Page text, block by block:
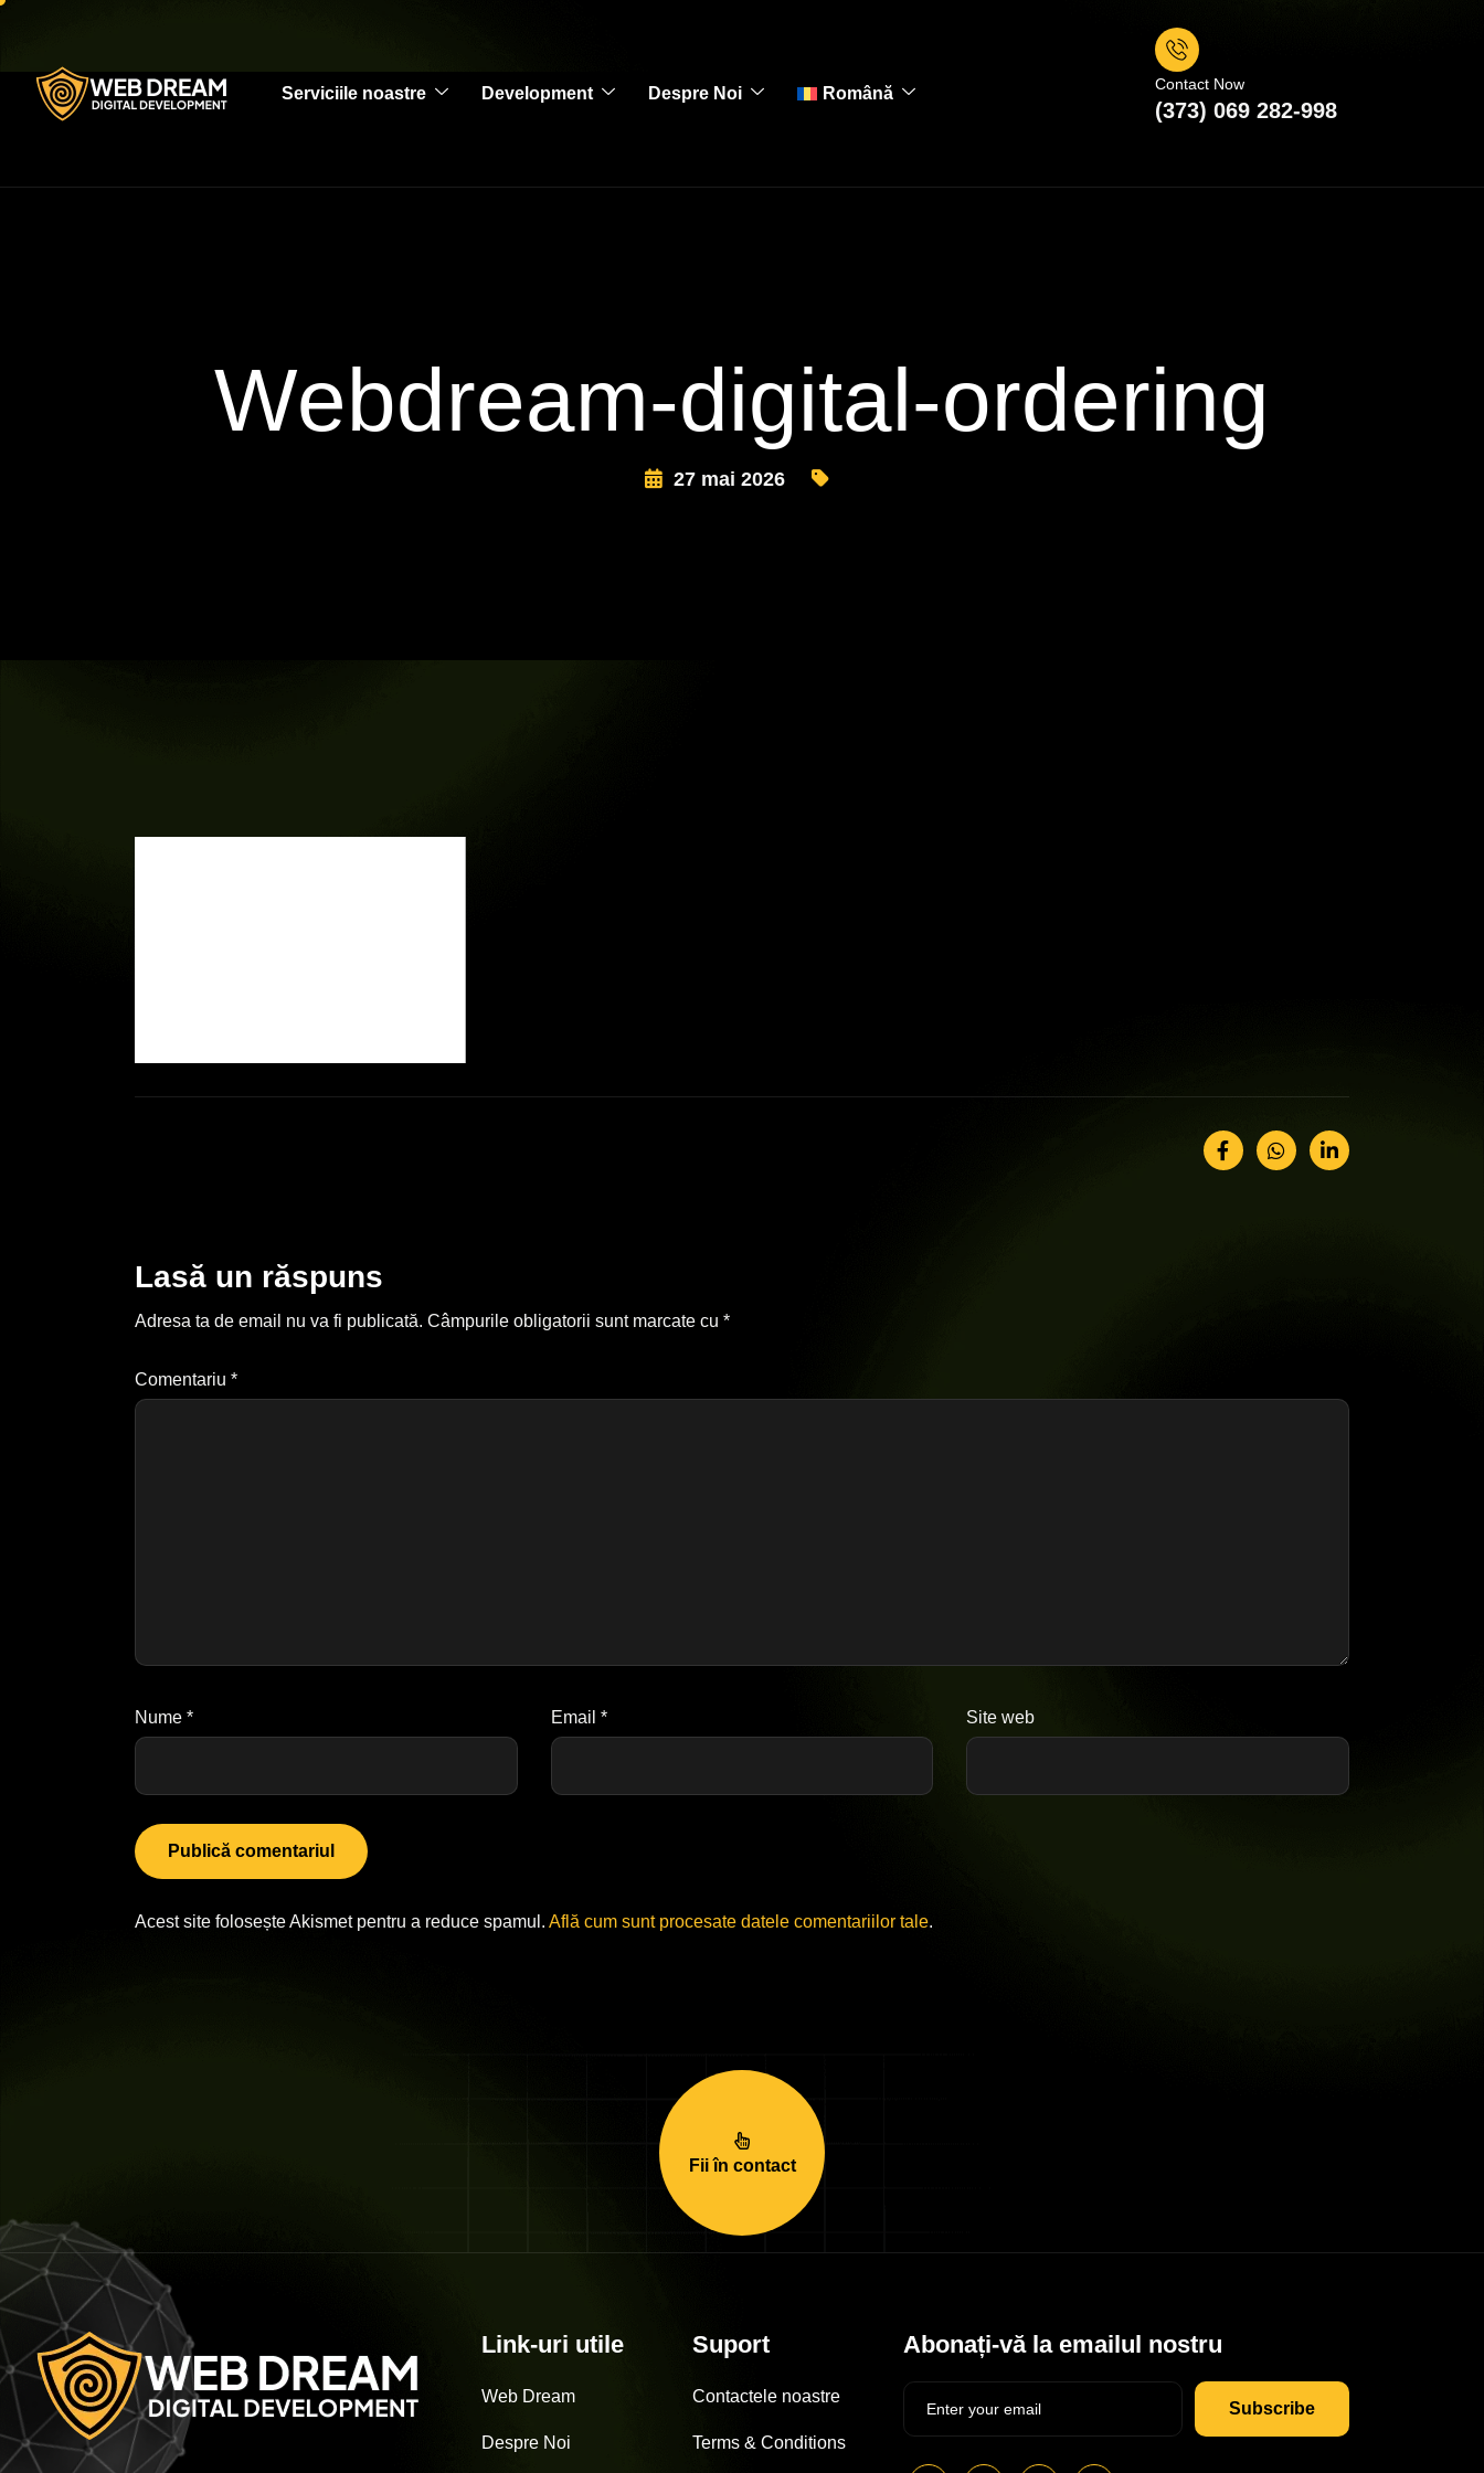
Serviciile noastre Development Despre Noi Română Contact Now
(373) 069 282-998
Webdream-digital-ordering
27 mai 2026
Lasă un răspuns
Adresa ta de email nu va fi publicată. Câmpurile obligatorii sunt marcate cu *
Comentariu *
Nume * Email * Site web
Acest site folosește Akismet pentru a reduce spamul. Află cum sunt procesate datele comentariilor tale.
Fii în contact
Link-uri utile
Web Dream
Despre Noi
Suport
Contactele noastre
Terms & Conditions
Abonați-vă la emailul nostru
Subscribe